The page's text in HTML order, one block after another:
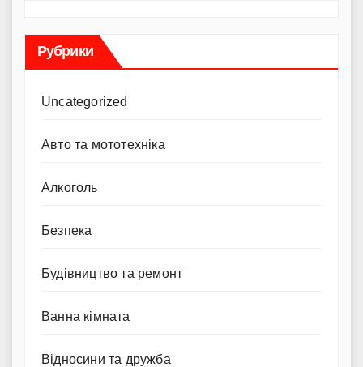
Рубрики
Uncategorized
Авто та мототехніка
Алкоголь
Безпека
Будівництво та ремонт
Ванна кімната
Відносини та дружба